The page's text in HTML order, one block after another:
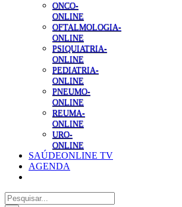
ONCO-
ONLINE
OFTALMOLOGIA-
ONLINE
PSIQUIATRIA-
ONLINE
PEDIATRIA-
ONLINE
PNEUMO-
ONLINE
REUMA-
ONLINE
URO-
ONLINE
SAÚDEONLINE TV
AGENDA
Pesquisar